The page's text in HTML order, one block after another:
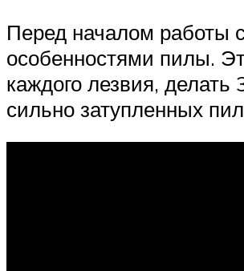
Перед началом работы
особенностями пилы.
каждого лезвия,
сильно затупленных